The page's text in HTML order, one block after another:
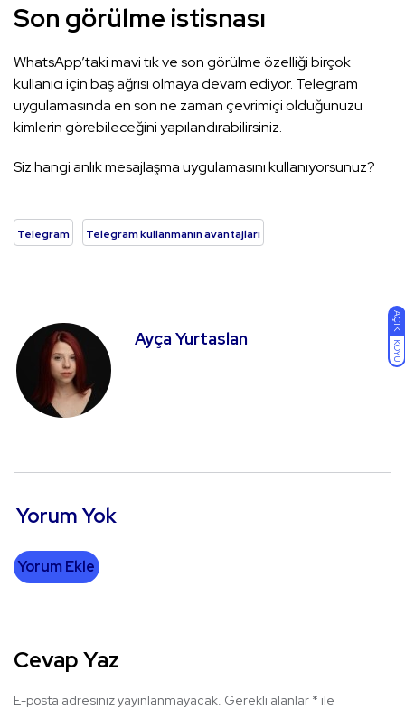
AÇIK
KOYU
Son görülme istisnası
WhatsApp’taki mavi tık ve son görülme özelliği birçok
kullanıcı için baş ağrısı olmaya devam ediyor. Telegram
uygulamasında en son ne zaman çevrimiçi olduğunuzu
kimlerin görebileceğini yapılandırabilirsiniz.
Siz hangi anlık mesajlaşma uygulamasını kullanıyorsunuz?
Telegram Telegram kullanmanın avantajları
Ayça Yurtaslan
Yorum Yok
Yorum Ekle
Cevap Yaz
E-posta adresiniz yayınlanmayacak. Gerekli alanlar * ile